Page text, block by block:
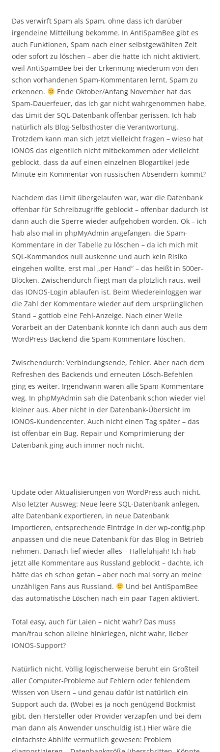
Das verwirft Spam als Spam, ohne dass ich darüber
irgendeine Mitteilung bekomme. In AntiSpamBee gibt es
auch Funktionen, Spam nach einer selbstgewählten Zeit
oder sofort zu löschen – aber die hatte ich nicht aktiviert,
weil AntiSpamBee bei der Erkennung wiederum von den
schon vorhandenen Spam-Kommentaren lernt, Spam zu
erkennen.
Ende Oktober/Anfang November hat das
Spam-Dauerfeuer, das ich gar nicht wahrgenommen habe,
das Limit der SQL-Datenbank offenbar gerissen. Ich hab
natürlich als Blog-Selbsthoster die Verantwortung.
Trotzdem kann man sich jetzt vielleicht fragen – wieso hat
IONOS das eigentlich nicht mitbekommen oder vielleicht
geblockt, dass da auf einen einzelnen Blogartikel jede
Minute ein Kommentar von russischen Absendern kommt?
Nachdem das Limit übergelaufen war, war die Datenbank
offenbar für Schreibzugriffe geblockt – offenbar dadurch ist
dann auch die Sperre wieder aufgehoben worden. Ok – ich
hab also mal in phpMyAdmin angefangen, die Spam-
Kommentare in der Tabelle zu löschen – da ich mich mit
SQL-Kommandos null auskenne und auch kein Risiko
eingehen wollte, erst mal „per Hand“ – das heißt in 500er-
Blöcken. Zwischendurch fliegt man da plötzlich raus, weil
das IONOS-Login ablaufen ist. Beim Wiedereinloggen war
die Zahl der Kommentare wieder auf dem ursprünglichen
Stand – gottlob eine Fehl-Anzeige. Nach einer Weile
Vorarbeit an der Datenbank konnte ich dann auch aus dem
WordPress-Backend die Spam-Kommentare löschen.
Zwischendurch: Verbindungsende, Fehler. Aber nach dem
Refreshen des Backends und erneuten Lösch-Befehlen
ging es weiter. Irgendwann waren alle Spam-Kommentare
weg. In phpMyAdmin sah die Datenbank schon wieder viel
kleiner aus. Aber nicht in der Datenbank-Übersicht im
IONOS-Kundencenter. Auch nicht einen Tag später – das
ist offenbar ein Bug. Repair und Komprimierung der
Datenbank ging auch immer noch nicht.
Update oder Aktualisierungen von WordPress auch nicht.
Also letzter Ausweg: Neue leere SQL-Datenbank anlegen,
alte Datenbank exportieren, in neue Datenbank
importieren, entsprechende Einträge in der wp-config.php
anpassen und die neue Datenbank für das Blog in Betrieb
nehmen. Danach lief wieder alles – Halleluhjah! Ich hab
jetzt alle Kommentare aus Russland geblockt – dachte, ich
hätte das eh schon getan – aber noch mal sorry an meine
unzähligen Fans aus Russland.
Und bei AntiSpamBee
das automatische Löschen nach ein paar Tagen aktiviert.
Total easy, auch für Laien – nicht wahr? Das muss
man/frau schon alleine hinkriegen, nicht wahr, lieber
IONOS-Support?
Natürlich nicht. Völlig logischerweise beruht ein Großteil
aller Computer-Probleme auf Fehlern oder fehlendem
Wissen von Usern – und genau dafür ist natürlich ein
Support auch da. (Wobei es ja noch genügend Bockmist
gibt, den Hersteller oder Provider verzapfen und bei dem
man dann als Anwender unschuldig ist.) Hier wäre die
einfachste Abhilfe vermutlich gewesen: Problem